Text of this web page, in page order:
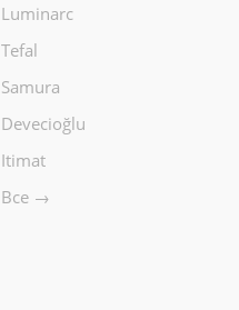
Luminarc
Tefal
Samura
Devecioğlu
Itimat
Все →